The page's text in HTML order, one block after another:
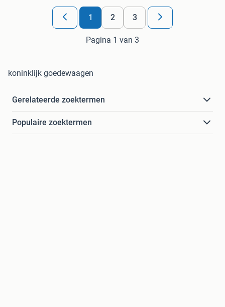
1 2 3
Pagina 1 van 3
koninklijk goedewaagen
Gerelateerde zoektermen
Populaire zoektermen